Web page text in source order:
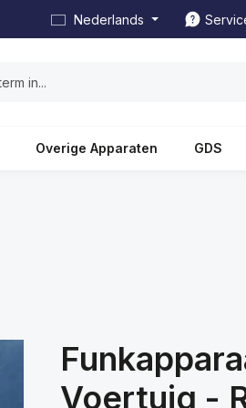
Nederlands
Overige Apparaten GDS
Voertuig -